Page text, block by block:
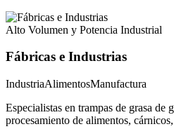
Alto Volumen y Potencia Industrial
Fábricas e Industrias
IndustriaAlimentosManufactura
Especialistas en trampas de grasa de
procesamiento de alimentos,